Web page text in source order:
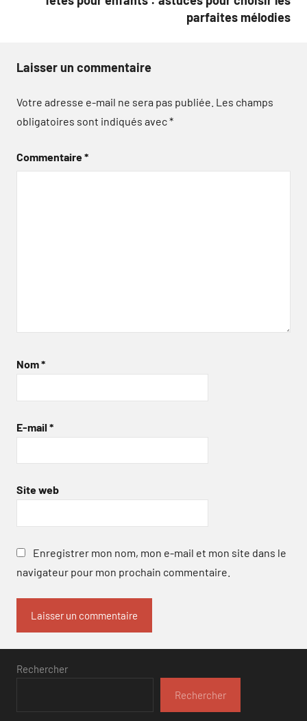
parfaites mélodies
Laisser un commentaire
Votre adresse e-mail ne sera pas publiée. Les champs
obligatoires sont indiqués avec*
Commentaire*
Nom*
E-mail *
Site web
Enregistrer mon nom, mon e-mail et mon site dans le
navigateur pour mon prochain commentaire.
Rechercher
Rechercher